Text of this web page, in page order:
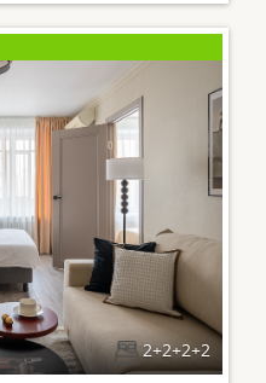
2+2+2+2